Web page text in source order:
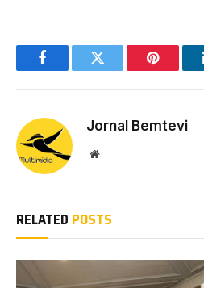
FacebookTwitter Pinterest
Jornal Bemtevi
Website
RELATED POSTS